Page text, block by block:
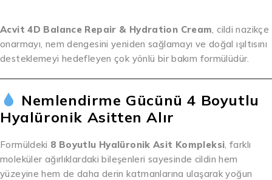
Acvit 4D Balance Repair & Hydration Cream, cildi nazikçe
onarmayı, nem dengesini yeniden sağlamayı ve doğal ışıltısını
desteklemeyi hedefleyen çok yönlü bir bakım formülüdür.
Nemlendirme Gücünü 4 Boyutlu
Hyalüronik Asitten Alır
Formüldeki 8 Boyutlu Hyalüronik Asit Kompleksi, farklı
moleküler ağırlıklardaki bileşenleri sayesinde cildin hem
yüzeyine hem de daha derin katmanlarına ulaşarak yoğun